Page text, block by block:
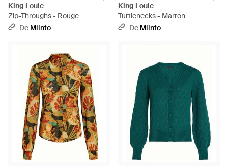
King Louie
Zip-Throughs - Rouge
De Miinto
King Louie
Turtlenecks - Marron
De Miinto